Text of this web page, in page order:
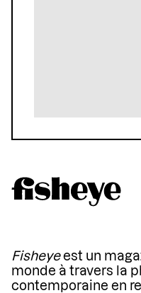
Fisheyeest un
monde à travers la
contemporaine en